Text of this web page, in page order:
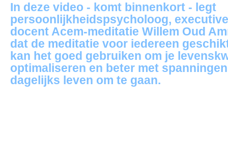
In deze video - komt binnenkort - legt
persoonlijkheidspsycholoog,
docent Acem-meditatie Willem Oud
dat de meditatie voor iedereen
kan het goed gebruiken om je
optimaliseren en beter met
dagelijks leven om te gaan.